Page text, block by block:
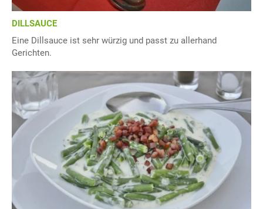
DILLSAUCE
Eine Dillsauce ist sehr würzig und passt zu allerhand
Gerichten.